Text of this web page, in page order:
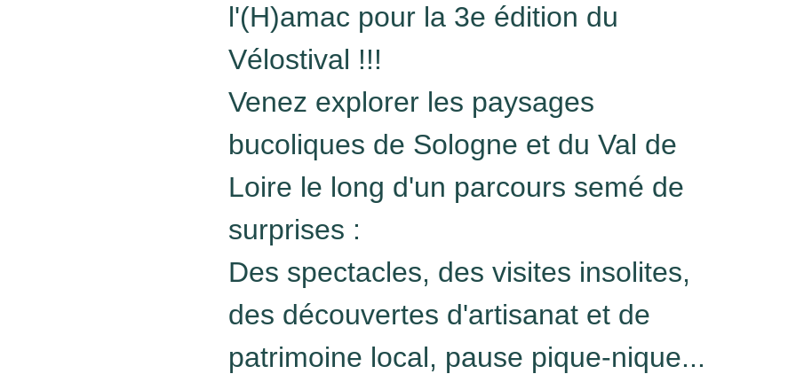
l'(H)amac pour la 3e édition du
Vélostival !!!
Venez explorer les paysages
bucoliques de Sologne et du Val de
Loire le long d'un parcours semé de
surprises :
Des spectacles, des visites insolites,
des découvertes d'artisanat et de
patrimoine local, pause pique-nique...